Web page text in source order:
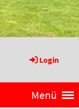
Login
Menü